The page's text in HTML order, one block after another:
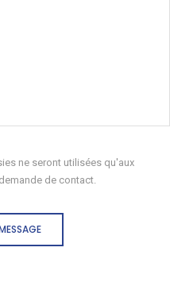
ne seront utilisées qu'aux
de contact.